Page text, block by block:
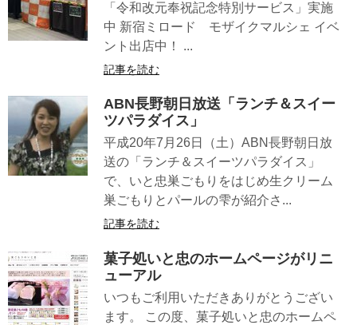
「令和改元奉祝記念特別サービス」実施
中 新宿ミロード モザイクマルシェ イベ
ント出店中！ ...
記事を読む
ABN長野朝日放送「ランチ＆スイー
ツパラダイス」
平成20年7月26日（土）ABN長野朝日放
送の「ランチ＆スイーツパラダイス」
で、いと忠巣ごもりをはじめ生クリーム
巣ごもりとパールの雫が紹介さ...
記事を読む
菓子処いと忠のホームページがリニ
ューアル
いつもご利用いただきありがとうござい
ます。 この度、菓子処いと忠のホームペ